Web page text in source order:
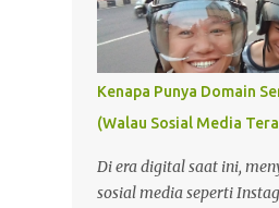
Kenapa Punya Domain
(Walau Sosial Media
Di era digital saat ini,
sosial media seperti